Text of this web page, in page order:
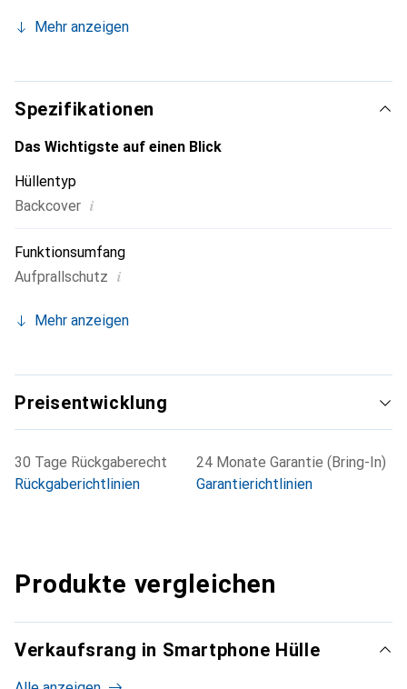
unverzichtbaren Accessoire für Ihr Smartphone.
die Marke Noreve eine sichere Wahl für eine
anspruchsvolle Kundschaft.
Mehr anzeigen
Spezifikationen
Das Wichtigste auf einen Blick
Hüllentyp
Backcover i
Funktionsumfang
Aufprallschutz i
Mehr anzeigen
Preisentwicklung
30 Tage Rückgaberecht
Rückgaberichtlinien
24 Monate Garantie (Bring-In)
Garantierichtlinien
Produkte vergleichen
Verkaufsrang in Smartphone Hülle